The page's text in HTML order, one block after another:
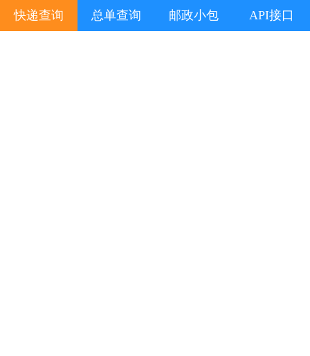
快递查询 总单查询 邮政小包 API接口